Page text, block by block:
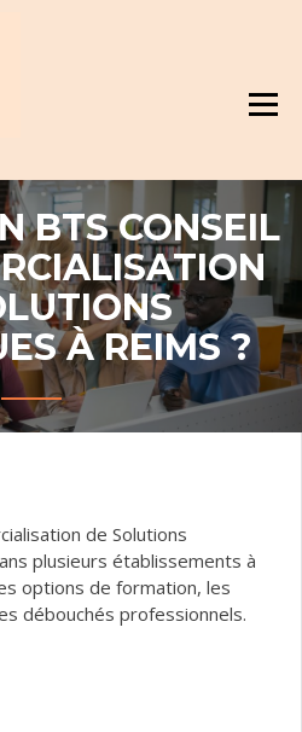
BTS CONSEIL
À REIMS ?
de Solutions
plusieurs établissements à
options de formation, les
débouchés professionnels.